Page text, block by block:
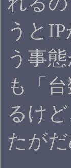
うと
う事
も「
るけ
たがだ